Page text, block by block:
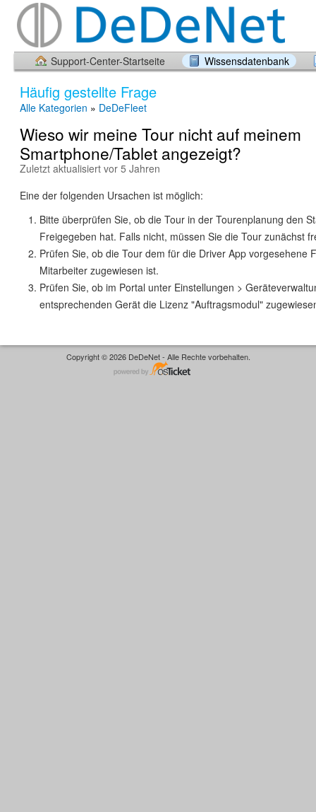
Support-Center-Startseite Wissensdatenbank
Häufig gestellte Frage
Alle Kategorien » DeDeFleet
Wieso wir meine Tour nicht auf meinem
Smartphone/Tablet angezeigt?
Zuletzt aktualisiert vor 5 Jahren
Eine der folgenden Ursachen ist möglich:
Bitte überprüfen Sie, ob die Tour in der Tourenplanung den
Freigegeben hat. Falls nicht, müssen Sie die Tour zunächst
Prüfen Sie, ob die Tour dem für die Driver App vorgesehene
Mitarbeiter zugewiesen ist.
Prüfen Sie, ob im Portal unter Einstellungen >
entsprechenden Gerät die Lizenz "Auftragsmodul"
Copyright © 2026 DeDeNet - Alle Rechte vorbehalten.